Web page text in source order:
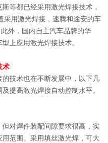
等都已经采用激光焊接技术，
采用激光焊接，速腾和途安的车
外，国内自主汽车品牌的华
上应用激光焊接技术。
术
的技术也在不断发展中，以下几
提高激光焊接自动控制水平。
对焊件装配间隙要求很高，实
范围。采用填丝激光焊，可大